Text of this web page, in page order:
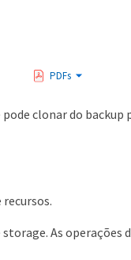
PDFs
clonar do
As operações